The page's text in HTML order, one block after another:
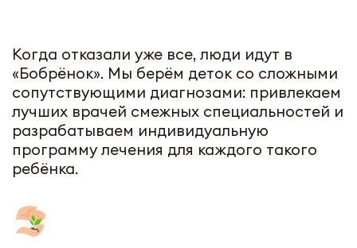
Когда отказали уже все, люди идут в
«Бобрёнок». Мы берём деток со сложными
сопутствующими диагнозами: привлекаем
лучших врачей смежных специальностей и
разрабатываем индивидуальную
программу лечения для каждого такого
ребёнка.